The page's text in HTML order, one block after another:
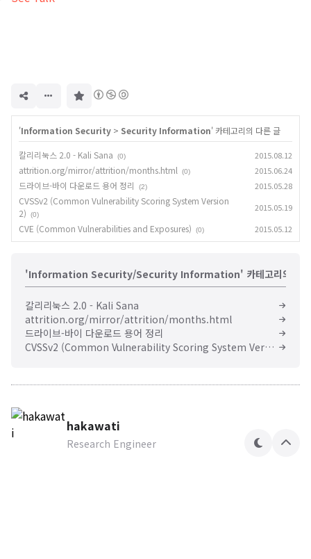
'Information Security > Security Information' 카테고리의 다른 글
칼리리눅스 2.0 - Kali Sana (0) 2015.08.12
attrition.org/mirror/attrition/months.html (0) 2015.06.24
드라이브-바이 다운로드 용어 정리 (2) 2015.05.28
CVSSv2 (Common Vulnerability Scoring System Version
2)
(0)
2015.05.19
CVE (Common Vulnerabilities and Exposures) (0) 2015.05.12
'Information Security/Security Information' 카테고리의 다
칼리리눅스 2.0 - Kali Sana
attrition.org/mirror/attrition/months.html
드라이브-바이 다운로드 용어 정리
CVSSv2 (Common Vulnerability Scoring System Version 2)
hakawati
Research Engineer
테
상